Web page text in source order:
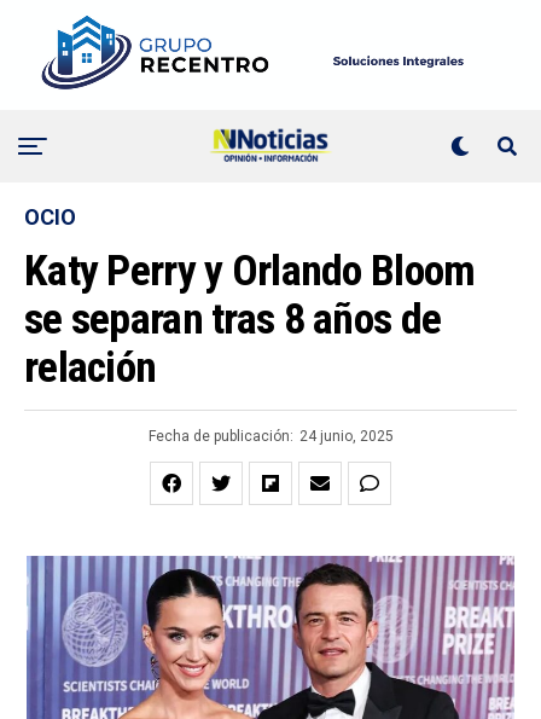
OCIO
Katy Perry y Orlando Bloom
se separan tras 8 años de
relación
Fecha de publicación: 24 junio, 2025